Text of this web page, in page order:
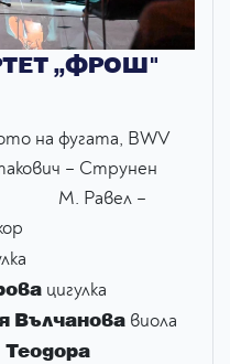
„ФРОШ"
на фугата, BWV
– Струнен
М. Равел –
цигулка
Вълчанова виола
Теодора